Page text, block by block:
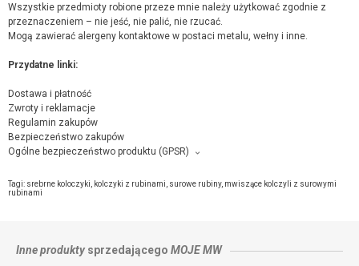
Wszystkie przedmioty robione przeze mnie należy użytkować zgodnie z
przeznaczeniem – nie jeść, nie palić, nie rzucać.
Mogą zawierać alergeny kontaktowe w postaci metalu, wełny i inne.
Przydatne linki:
Dostawa i płatność
Zwroty i reklamacje
Regulamin zakupów
Bezpieczeństwo zakupów
Ogólne bezpieczeństwo produktu (GPSR)
Moje MW Malwina Wetula, os. Dywizjonu 303 5/7, 31-871 Kraków,
kontakt ze
sprzedającym
Tagi: srebrne koloczyki kolczyki z rubinami surowe rubiny, mwiszące kolczyli z surowymi
rubinami
Inne produktysprzedającego MOJE MW